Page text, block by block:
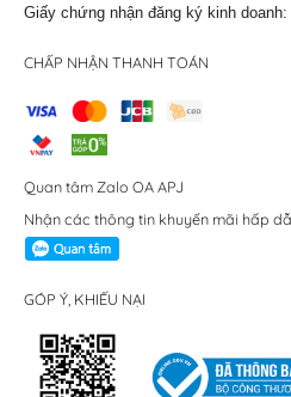
Giấy chứng nhận đăng ký kinh doanh:
CHẤP NHẬN THANH TOÁN
Quan tâm Zalo OA APJ
Nhận các thông tin khuyến mãi hấp
GÓP Ý, KHIẾU NẠI